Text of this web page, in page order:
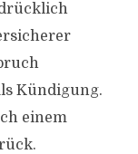
Kündigung.
einem